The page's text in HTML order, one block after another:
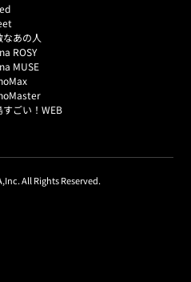
なあの人
ROSY
MUSE
すごい！WEB
All Rights Reserved.